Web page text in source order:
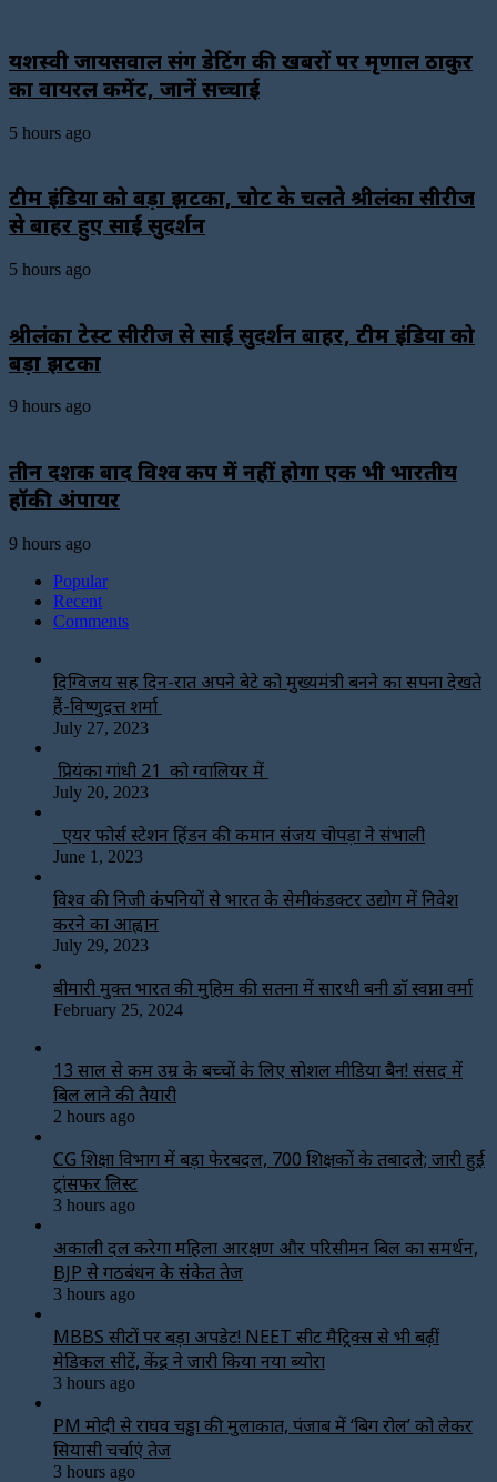
यशस्वी जायसवाल संग डेटिंग की खबरों पर मृणाल ठाकुर
का वायरल कमेंट, जानें सच्चाई
5 hours ago
टीम इंडिया को बड़ा झटका, चोट के चलते श्रीलंका सीरीज
से बाहर हुए साई सुदर्शन
5 hours ago
श्रीलंका टेस्ट सीरीज से साई सुदर्शन बाहर, टीम इंडिया को
बड़ा झटका
9 hours ago
तीन दशक बाद विश्व कप में नहीं होगा एक भी भारतीय
हॉकी अंपायर
9 hours ago
Popular
Recent
Comments
दिग्विजय सिंह दिन-रात अपने बेटे को मुख्यमंत्री बनने का सपना देखते
हैं-विष्णुदत्त शर्मा
July 27, 2023
प्रियंका गांधी 21 को ग्वालियर में
July 20, 2023
एयर फोर्स स्टेशन हिंडन की कमान संजय चोपड़ा ने संभाली
June 1, 2023
विश्‍व की निजी कंपनियों से भारत के सेमीकंडक्टर उद्योग में निवेश
करने का आह्वान
July 29, 2023
बीमारी मुक्त भारत की मुहिम की सतना में सारथी बनी डाॅ स्वप्ना वर्मा
February 25, 2024
13 साल से कम उम्र के बच्चों के लिए सोशल मीडिया बैन! संसद में
बिल लाने की तैयारी
2 hours ago
CG शिक्षा विभाग में बड़ा फेरबदल, 700 शिक्षकों के तबादले; जारी हुई
ट्रांसफर लिस्ट
3 hours ago
अकाली दल करेगा महिला आरक्षण और परिसीमन बिल का समर्थन,
BJP से गठबंधन के संकेत तेज
3 hours ago
MBBS सीटों पर बड़ा अपडेट! NEET सीट मैट्रिक्स से भी बढ़ीं
मेडिकल सीटें, केंद्र ने जारी किया नया ब्योरा
3 hours ago
PM मोदी से राघव चड्ढा की मुलाकात, पंजाब में ‘बिग रोल’ को लेकर
सियासी चर्चाएं तेज
3 hours ago